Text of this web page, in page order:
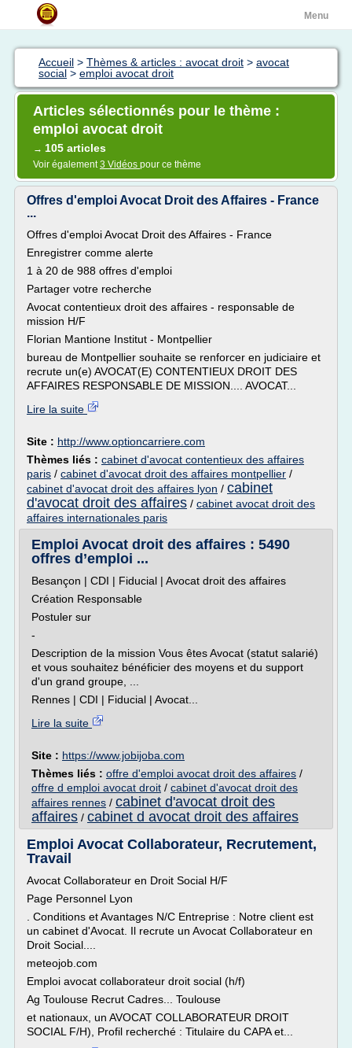
Menu
Accueil > Thèmes & articles : avocat droit > avocat
social > emploi avocat droit
Articles sélectionnés pour le thème :
emploi avocat droit
→ 105 articles
Voir également3 Vidéos pour ce thème
Offres d'emploi Avocat Droit des Affaires - France
...
Offres d'emploi Avocat Droit des Affaires - France
Enregistrer comme alerte
1 à 20 de 988 offres d'emploi
Partager votre recherche
Avocat contentieux droit des affaires - responsable de
mission H/F
Florian Mantione Institut - Montpellier
bureau de Montpellier souhaite se renforcer en judiciaire et
recrute un(e) AVOCAT(E) CONTENTIEUX DROIT DES
AFFAIRES RESPONSABLE DE MISSION.... AVOCAT...
Lire la suite
Site : http://www.optioncarriere.com
Thèmes liés : cabinet d'avocat contentieux des affaires
paris / cabinet d'avocat droit des affaires montpellier /
cabinet d'avocat droit des affaires lyon / cabinet
d'avocat droit des affaires / cabinet avocat droit des
affaires internationales paris
Emploi Avocat droit des affaires : 5490
offres d’emploi ...
Besançon | CDI | Fiducial | Avocat droit des affaires
Création Responsable
Postuler sur
-
Description de la mission Vous êtes Avocat (statut salarié)
et vous souhaitez bénéficier des moyens et du support
d'un grand groupe, ...
Rennes | CDI | Fiducial | Avocat...
Lire la suite
Site : https://www.jobijoba.com
Thèmes liés : offre d'emploi avocat droit des affaires /
offre d emploi avocat droit / cabinet d'avocat droit des
affaires rennes / cabinet d'avocat droit des
affaires / cabinet d avocat droit des affaires
Emploi Avocat Collaborateur, Recrutement,
Travail
Avocat Collaborateur en Droit Social H/F
Page Personnel Lyon
. Conditions et Avantages N/C Entreprise : Notre client est
un cabinet d'Avocat. Il recrute un Avocat Collaborateur en
Droit Social....
meteojob.com
Emploi avocat collaborateur droit social (h/f)
Ag Toulouse Recrut Cadres... Toulouse
et nationaux, un AVOCAT COLLABORATEUR DROIT
SOCIAL F/H), Profil recherché : Titulaire du CAPA et...